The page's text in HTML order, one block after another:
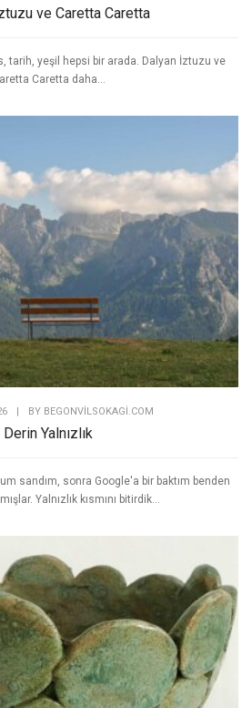
ve Caretta Caretta
tarih, yeşil hepsi bir arada. Dalyan İztuzu ve
Caretta daha...
BY BEGONVILSOKAGI.COM
Derin Yalnızlık
sandım, sonra Google'a bir baktım benden
Yalnızlık kısmını bitirdik...